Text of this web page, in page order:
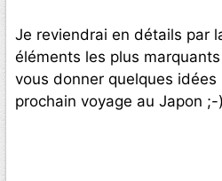
Je reviendrai en détails par
éléments les plus
vous donner quelques
prochain voyage au Japon ;-)